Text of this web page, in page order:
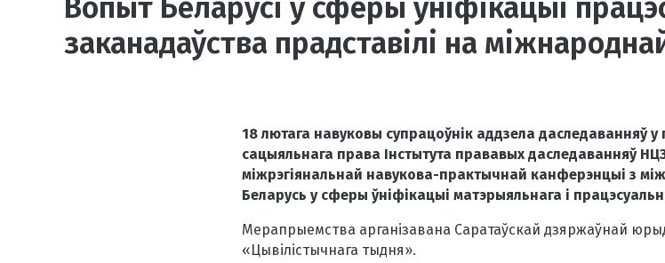
Вопыт Беларусі ў сферы ўніфікацыі
заканадаўства прадставілі на
18 лютага навуковы супрацоўнік аддзела даследаванняў у
сацыяльнага права Інстытута прававых даследаванняў
міжрэгіянальнай навукова-практычнай канферэнцыі з
Беларусь у сферы ўніфікацыі матэрыяльнага і
Мерапрыемства арганізавана Саратаўскай дзяржаўнай
«Цывілістычнага тыдня».